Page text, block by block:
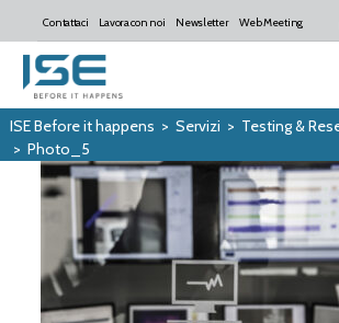
Contattaci Lavora con noi Newsletter Web Meeting
ISE Before it happens > Servizi > Testing &
> Photo_5